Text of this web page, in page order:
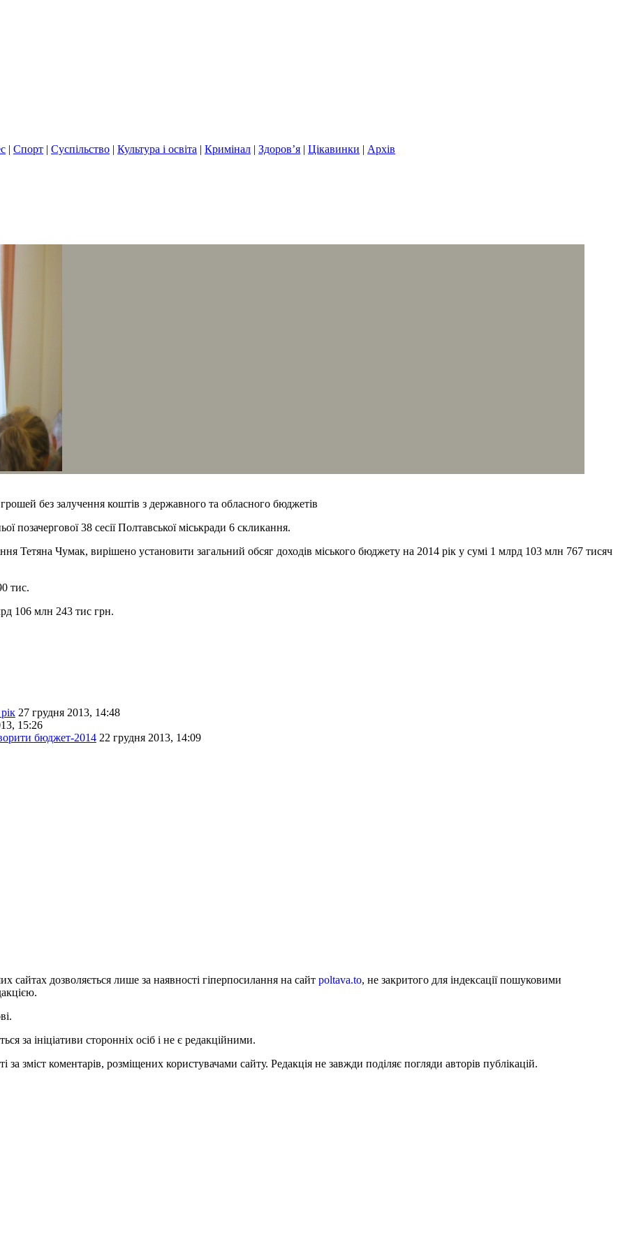
| Спорт | Суспільство | Культура і освіта | Кримінал | Здоров’я | Цікавинки | Архів
без залучення коштів з державного та обласного бюджетів
38 сесії Полтавської міськради 6 скликання.
Тетяна Чумак, вирішено установити загальний обсяг доходів міського бюджету на 2014 рік у сумі 1 млрд 103 млн 767 тисяч
тис.
106 млн 243 тис грн.
27 грудня 2013, 14:48
15:26
бюджет-2014 22 грудня 2013, 14:09
дозволяється лише за наявності гіперпосилання на сайт poltava.to, не закритого для індексації пошуковими
за ініціативи сторонніх осіб і не є редакційними.
зміст коментарів, розміщених користувачами сайту. Редакція не завжди поділяє погляди авторів публікацій.